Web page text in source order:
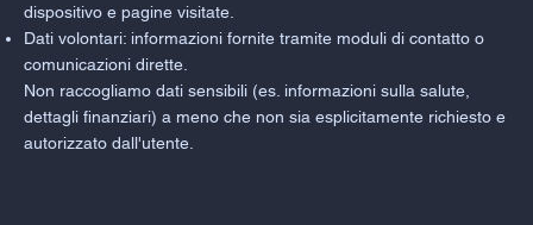
dispositivo e pagine visitate.
Dati volontari: informazioni fornite tramite moduli di contatto o
comunicazioni dirette.
Non raccogliamo dati sensibili (es. informazioni sulla salute,
dettagli finanziari) a meno che non sia esplicitamente richiesto e
autorizzato dall'utente.